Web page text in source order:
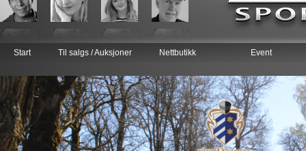
Start Til salgs / Auksjoner Nettbutikk Event